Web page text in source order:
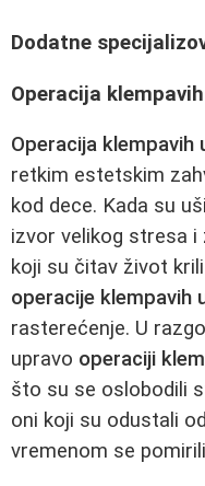
Dodatne
Operacija
Operacija klempavih
retkim estetskim
kod dece. Kada su
izvor velikog stresa i
koji su čitav život
operacije klempavih
rasterećenje. U
upravo operaciji
što su se oslobodili
oni koji su odustali od
vremenom se